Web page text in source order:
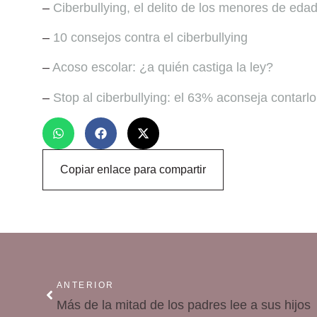
– Ciberbullying, el delito de los menores de edad
– 10 consejos contra el ciberbullying
– Acoso escolar: ¿a quién castiga la ley?
– Stop al ciberbullying: el 63% aconseja contarlo
Copiar enlace para compartir
ANTERIOR
Más de la mitad de los padres lee a sus hijos